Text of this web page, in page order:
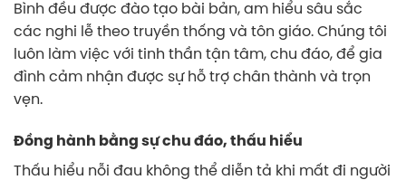
Bình đều được đào tạo bài bản, am hiểu sâu sắc
các nghi lễ theo truyền thống và tôn giáo. Chúng tôi
luôn làm việc với tinh thần tận tâm, chu đáo, để gia
đình cảm nhận được sự hỗ trợ chân thành và trọn
vẹn.
Đồng hành bằng sự chu đáo, thấu hiểu
Thấu hiểu nỗi đau không thể diễn tả khi mất đi người